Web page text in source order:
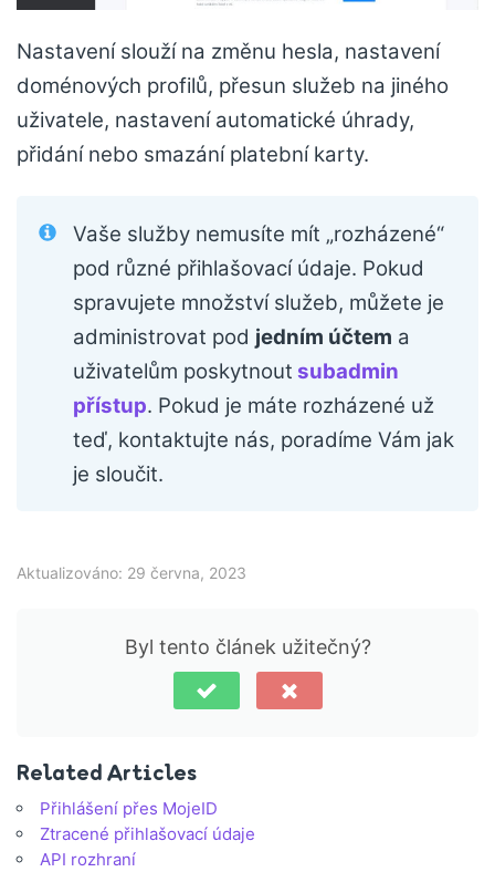
Nastavení slouží na změnu hesla, nastavení
doménových profilů, přesun služeb na jiného
uživatele, nastavení automatické úhrady,
přidání nebo smazání platební karty.
Vaše služby nemusíte mít „rozházené“
pod různé přihlašovací údaje. Pokud
spravujete množství služeb, můžete je
administrovat pod jedním účtem a
uživatelům poskytnout subadmin
přístup. Pokud je máte rozházené už
teď, kontaktujte nás, poradíme Vám jak
je sloučit.
Aktualizováno: 29 června, 2023
Byl tento článek užitečný?
Related Articles
Přihlášení přes MojeID
Ztracené přihlašovací údaje
API rozhraní